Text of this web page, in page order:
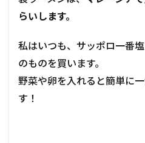
らいします。
私はいつも、サッポロ一番
のものを買います。
野菜や卵を入れると簡単に
す！